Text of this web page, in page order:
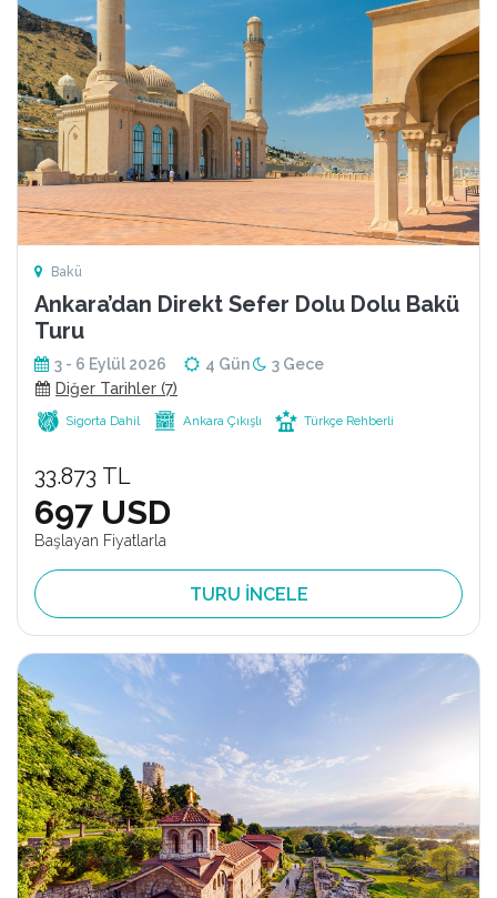
Bakü
Ankara’dan Direkt Sefer Dolu Dolu Bakü
Turu
3 - 6 Eylül 2026 4 Gün
3 Gece
Diğer Tarihler (7)
Sigorta Dahil Ankara Çıkışlı Türkçe Rehberli
33.873 TL
697 USD
Başlayan Fiyatlarla
TURU İNCELE